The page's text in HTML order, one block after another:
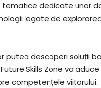
tematice dedicate unor
legate de
putea descoperi soluții
Skills Zone va
competențele viitorului.